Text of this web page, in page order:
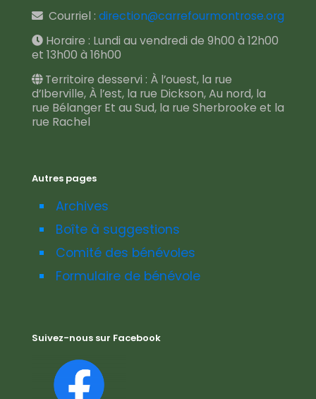
Courriel : direction@carrefourmontrose.org
Horaire : Lundi au vendredi de 9h00 à 12h00
et 13h00 à 16h00
Territoire desservi : À l’ouest, la rue
d’Iberville, À l’est, la rue Dickson, Au nord, la
rue Bélanger Et au Sud, la rue Sherbrooke et la
rue Rachel
Autres pages
Archives
Boîte à suggestions
Comité des bénévoles
Formulaire de bénévole
Suivez-nous sur Facebook